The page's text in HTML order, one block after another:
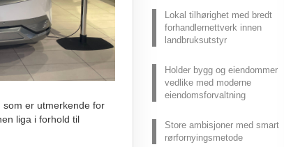
som er utmerkende for
liga i forhold til
Lokal tilhørighet med bredt
forhandlernettverk innen
landbruksutstyr
Holder bygg og eiendommer
vedlike med moderne
eiendomsforvaltning
Store ambisjoner med smart
rørfornyingsmetode